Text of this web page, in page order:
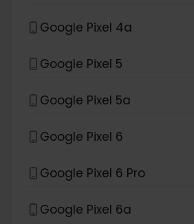
Google Pixel 4a
Google Pixel 5
Google Pixel 5a
Google Pixel 6
Google Pixel 6 Pro
Google Pixel 6a